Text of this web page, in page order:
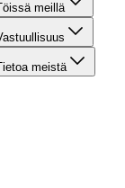
meillä
meistä